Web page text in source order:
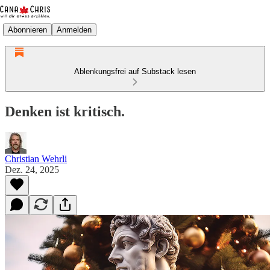
Abonnieren Anmelden
Ablenkungsfrei auf Substack lesen
Denken ist kritisch.
Christian Wehrli
Dez. 24, 2025